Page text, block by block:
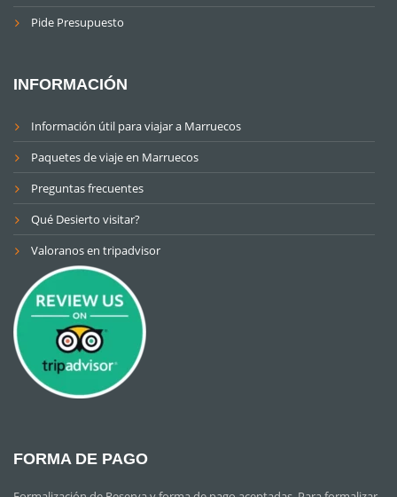
Pide Presupuesto
INFORMACIÓN
Información útil para viajar a Marruecos
Paquetes de viaje en Marruecos
Preguntas frecuentes
Qué Desierto visitar?
Valoranos en tripadvisor
FORMA DE PAGO